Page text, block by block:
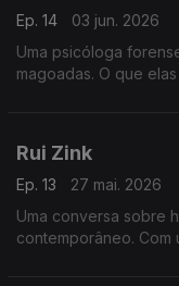
Ep. 14
03 jun. 2026
Uma psicóloga
magoadas. O que
Rui Zink
Ep. 13
27 mai. 2026
Uma conversa sobre
contemporâneo.